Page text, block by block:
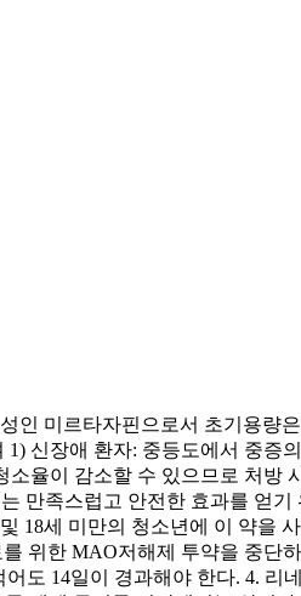
미르타자핀으로서 초기용량
신장애 환자: 중등도에서 중증
율이 감소할 수 있으므로 처방
족스럽고 안전한 효과를 얻기
18세 미만의 청소년에 이 약을
위한 MAO저해제 투약을 중단
도 14일이 경과해야 한다. 4. 리